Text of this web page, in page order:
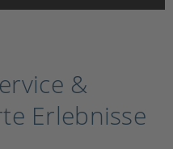
&
Erlebnisse